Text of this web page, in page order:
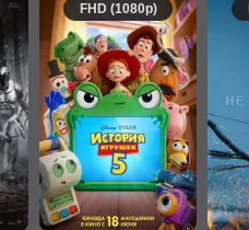
FHD (1080p)